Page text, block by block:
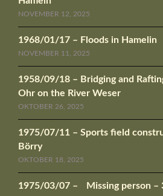
NOVEMBER 12, 2025
1968/01/17 – Floods in Hamelin
NOVEMBER 11, 2025
1958/09/18 – Bridging and
Ohr on the River Weser
OKTOBER 26, 2025
1975/07/11 – Sports field
Börry
OKTOBER 18, 2025
1975/03/07 – Missing person –